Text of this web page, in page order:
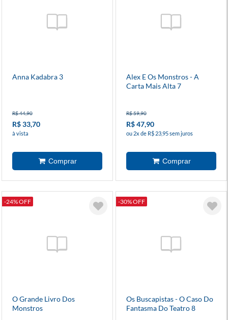
Anna Kadabra 3
R$ 44,90
R$ 33,70
à vista
Alex E Os Monstros - A
Carta Mais Alta 7
R$ 59,90
R$ 47,90
ou 2x de R$ 23,95 sem juros
-24% OFF
O Grande Livro Dos
Monstros
-30% OFF
Os Buscapistas - O Caso Do
Fantasma Do Teatro 8